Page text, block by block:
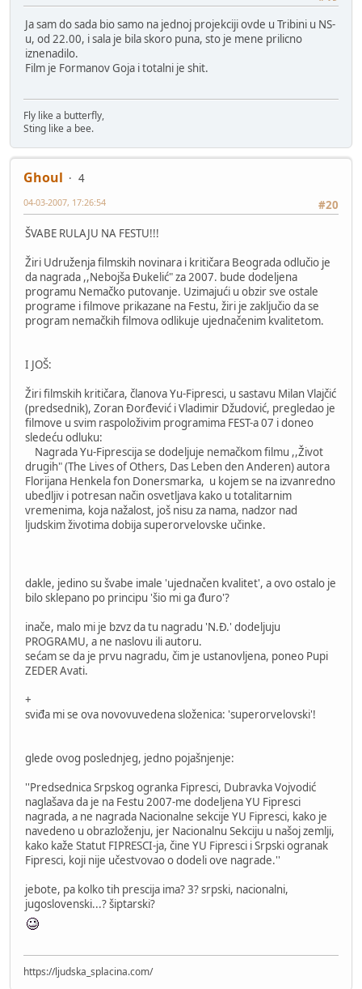
Ja sam do sada bio samo na jednoj projekciji ovde u Tribini u NS-
u, od 22.00, i sala je bila skoro puna, sto je mene prilicno
iznenadilo.
Film je Formanov Goja i totalni je shit.
Fly like a butterfly,
Sting like a bee.
Ghoul
4
#20
04-03-2007, 17:26:54
ŠVABE RULAJU NA FESTU!!!
Žiri Udruženja filmskih novinara i kritičara Beograda odlučio je
da nagrada ,,Nebojša Đukelić" za 2007. bude dodeljena
programu Nemačko putovanje. Uzimajući u obzir sve ostale
programe i filmove prikazane na Festu, žiri je zaključio da se
program nemačkih filmova odlikuje ujednačenim kvalitetom.
I JOŠ:
Žiri filmskih kritičara, članova Yu-Fipresci, u sastavu Milan Vlajčić
(predsednik), Zoran Đorđević i Vladimir Džudović, pregledao je
filmove u svim raspoloživim programima FEST-a 07 i doneo
sledeću odluku:
Nagrada Yu-Fiprescija se dodeljuje nemačkom filmu ,,Život
drugih" (The Lives of Others, Das Leben den Anderen) autora
Florijana Henkela fon Donersmarka, u kojem se na izvanredno
ubedljiv i potresan način osvetljava kako u totalitarnim
vremenima, koja nažalost, još nisu za nama, nadzor nad
ljudskim životima dobija superorvelovske učinke.
dakle, jedino su švabe imale 'ujednačen kvalitet', a ovo ostalo je
bilo sklepano po principu 'šio mi ga đuro'?
inače, malo mi je bzvz da tu nagradu 'N.Đ.' dodeljuju
PROGRAMU, a ne naslovu ili autoru.
sećam se da je prvu nagradu, čim je ustanovljena, poneo Pupi
ZEDER Avati.
+
sviđa mi se ova novovuvedena složenica: 'superorvelovski'!
glede ovog poslednjeg, jedno pojašnjenje:
''Predsednica Srpskog ogranka Fipresci, Dubravka Vojvodić
naglašava da je na Festu 2007-me dodeljena YU Fipresci
nagrada, a ne nagrada Nacionalne sekcije YU Fipresci, kako je
navedeno u obrazloženju, jer Nacionalnu Sekciju u našoj zemlji,
kako kaže Statut FIPRESCI-ja, čine YU Fipresci i Srpski ogranak
Fipresci, koji nije učestvovao o dodeli ove nagrade.''
jebote, pa kolko tih prescija ima? 3? srpski, nacionalni,
jugoslovenski...? šiptarski?
https://ljudska_splacina.com/